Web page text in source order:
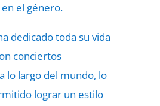
el género.
dedicado toda su vida
conciertos
lo largo del mundo, lo
lograr un estilo